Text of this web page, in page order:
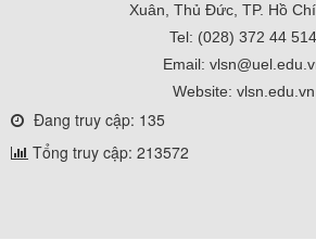
Xuân, Thủ Đức, TP. Hồ Chí
Tel: (028) 372 44 514
Email:
Website: vlsn.edu.vn
Đang truy cập: 135
Tổng truy cập: 213572